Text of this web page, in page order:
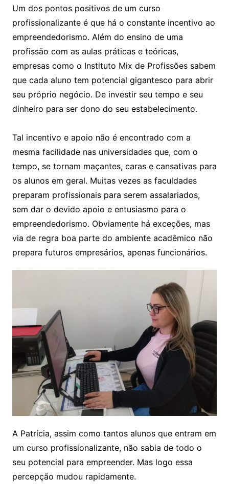
Um dos pontos positivos de um curso
profissionalizante é que há o constante incentivo ao
empreendedorismo. Além do ensino de uma
profissão com as aulas práticas e teóricas,
empresas como o Instituto Mix de Profissões sabem
que cada aluno tem potencial gigantesco para abrir
seu próprio negócio. De investir seu tempo e seu
dinheiro para ser dono do seu estabelecimento.
Tal incentivo e apoio não é encontrado com a
mesma facilidade nas universidades que, com o
tempo, se tornam maçantes, caras e cansativas para
os alunos em geral. Muitas vezes as faculdades
preparam profissionais para serem assalariados,
sem dar o devido apoio e entusiasmo para o
empreendedorismo. Obviamente há exceções, mas
via de regra boa parte do ambiente acadêmico não
prepara futuros empresários, apenas funcionários.
A Patrícia, assim como tantos alunos que entram em
um curso profissionalizante, não sabia de todo o
seu potencial para empreender. Mas logo essa
percepção mudou rapidamente.